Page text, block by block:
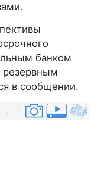
банком
в сообщении.